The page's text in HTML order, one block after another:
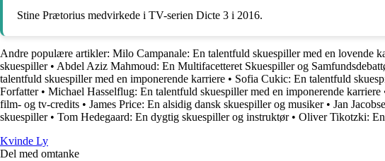
Stine Prætorius medvirkede i TV-serien Dicte 3 i 2016.
Andre populære artikler: Milo Campanale: En talentfuld skuespiller med en lovende
skuespiller• Abdel Aziz Mahmoud: En Multifacetteret Skuespiller og
talentfuld skuespiller med en imponerende karriere • Sofia Cukic: En talentfuld
Forfatter• Michael Hasselflug: En talentfuld skuespiller med en imponerende karriere
film- og tv-credits • James Price: En alsidig dansk skuespiller og musiker• Jan
skuespiller• Tom Hedegaard: En dygtig skuespiller og instruktør• Oliver Tikotzki: En
Kvinde Ly
Del med omtanke